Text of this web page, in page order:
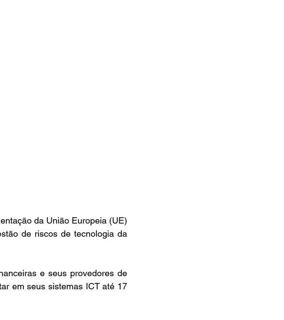
da União Europeia (UE)
de riscos de tecnologia da
e seus provedores de
em seus sistemas ICT até 17